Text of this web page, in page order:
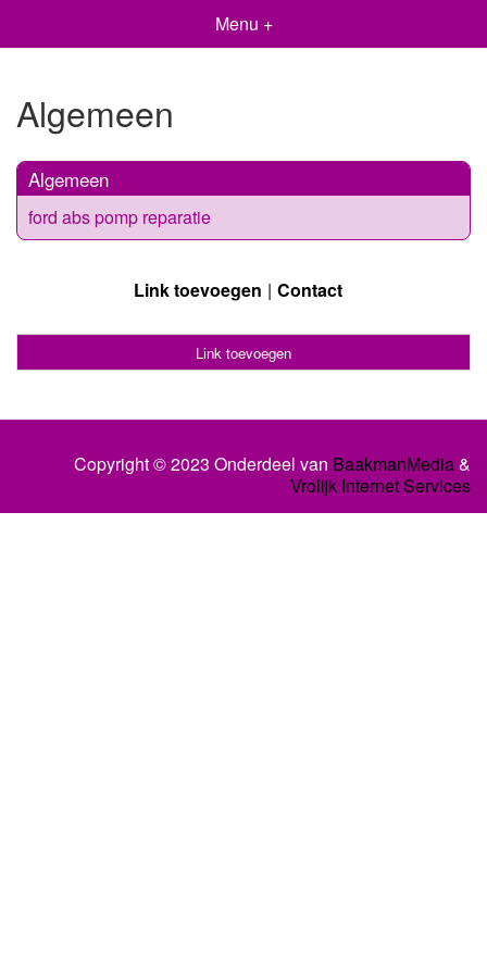
Menu +
Algemeen
Algemeen
ford abs pomp reparatie
Link toevoegen Contact
Link toevoegen
Copyright © 2023 Onderdeel van BaakmanMedia&
Vrolijk Internet Services